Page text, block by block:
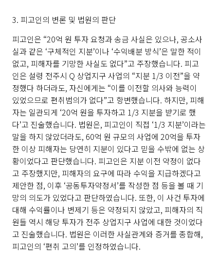
3. 피고인의 변론 및 법원의 판단
피고인은 “20억 원 투자 요청과 송금 사실은 있으나, 공소사
실과 같은 ‘구체적인 지분’이나 ‘수익배분 방식’은 말한 적이
없고, 피해자를 기망한 사실도 없다”고 주장했습니다. 피고
인은 설령 전주시 Q 상업지구 사업의 “지분 1/3 이전”을 약
정했다 하더라도, 자신에게는 “이를 이전할 의사와 능력이
있었으므로 편취범의가 없다”고 항변했습니다. 하지만, 피해
자는 일관되게 ‘20억 원을 투자하고 1/3 지분을 받기로 했
다’고 진술했습니다. 법원은, 피고인이 직접 ‘1/3 지분’이라는
말을 하지 않았더라도, 60억 원 규모의 사업에 20억을 투자
한 이상 피해자는 당연히 지분이 있다고 믿을 수밖에 없는 상
황이었다고 판단했습니다. 피고인은 지분 이전 약정이 없다
고 주장했지만, 피해자의 요구에 따라 수익을 지급하겠다고
제안한 점, 이후 ‘공동투자약정서’를 작성한 점 등을 볼 때 기
망의 의도가 있었다고 판단하였습니다. 또한, 이 사건 투자에
대해 수익률이나 변제기 등은 약정되지 않았고, 피해자의 직
원들 역시 해당 투자가 전주 상업지구 사업에 대한 것이었다
고 진술했습니다. 법원은 이러한 사실관계와 증거를 종합해,
피고인의 ‘편취 고의’를 인정하였습니다.